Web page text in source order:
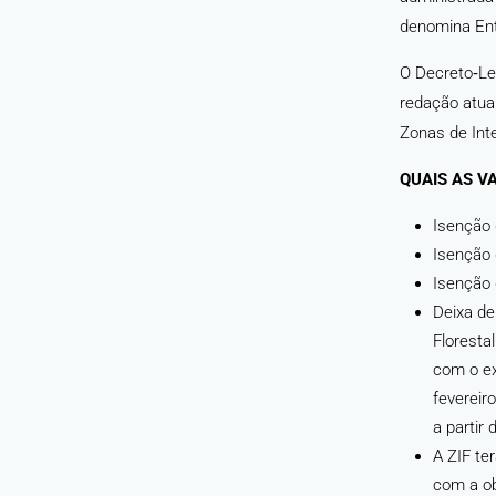
denomina
O
redação
Zonas de
QUAIS AS
Isenção
Isenção
Isenção
Deixa
com o
a partir
A ZIF
com a